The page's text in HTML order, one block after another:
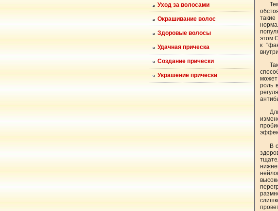
Уход за волосами
Окрашивание волос
Здоровые волосы
Удачная прическа
Создание прически
Украшение прически
этом
к
роль
В